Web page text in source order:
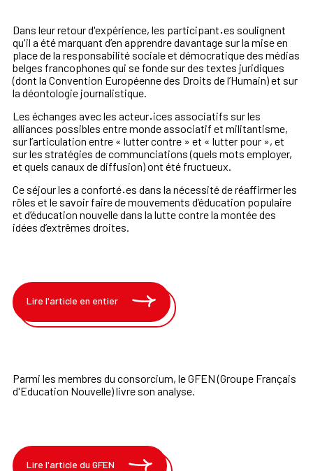
Dans leur retour d'expérience, les participant·es soulignent
qu'il a été marquant d’en apprendre davantage sur la mise en
place de la responsabilité sociale et démocratique des médias
belges francophones qui se fonde sur des textes juridiques
(dont la Convention Européenne des Droits de l’Humain) et sur
la déontologie journalistique.
Les échanges avec les acteur·ices associatifs sur les
alliances possibles entre monde associatif et militantisme,
sur l’articulation entre « lutter contre » et « lutter pour », et
sur les stratégies de communciations (quels mots employer,
et quels canaux de diffusion) ont été fructueux.
Ce séjour les a conforté·es dans la nécessité de réaffirmer les
rôles et le savoir faire de mouvements d’éducation populaire
et d’éducation nouvelle dans la lutte contre la montée des
idées d’extrêmes droites.
Lire l'article en entier
Parmi les membres du consorcium, le GFEN (Groupe Français
d'Education Nouvelle) livre son analyse.
Lire l'article du GFEN